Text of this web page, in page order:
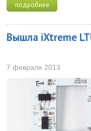
подробнее
Вышла iXtreme
7 февраля 2013